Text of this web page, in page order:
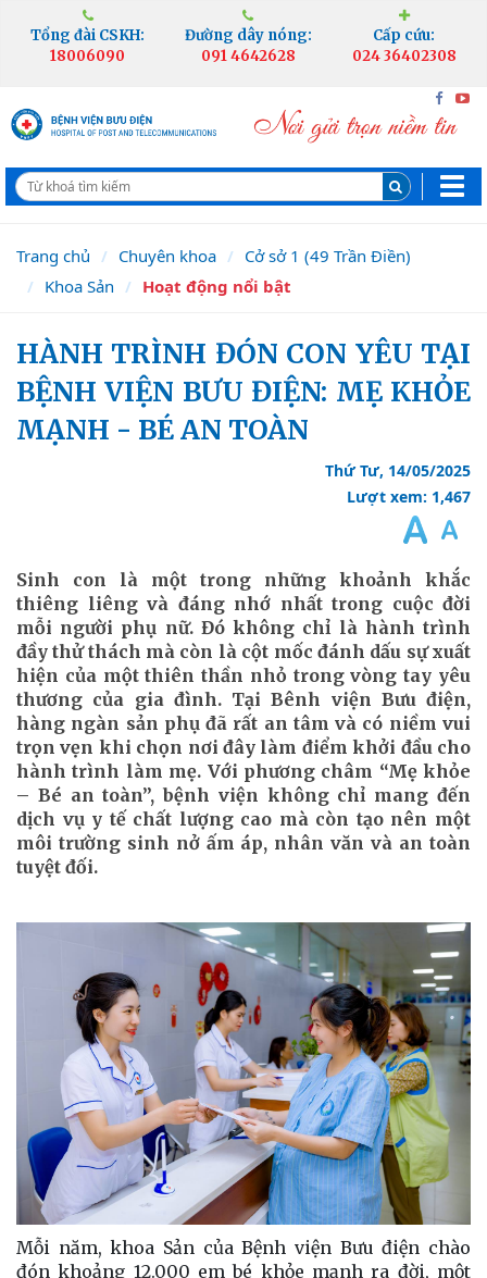
Tổng đài CSKH:
18006090
Đường dây nóng:
091 4642628
Cấp cứu:
024 36402308
Trang chủ Chuyên khoa
Cở sở 1 (49 Trần Điền)
Khoa Sản
Hoạt động nổi bật
HÀNH TRÌNH ĐÓN CON YÊU TẠI
BỆNH VIỆN BƯU ĐIỆN: MẸ KHỎE
MẠNH - BÉ AN TOÀN
Thứ Tư, 14/05/2025
Lượt xem: 1,467
Sinh con là một trong những khoảnh khắc
thiêng liêng và đáng nhớ nhất trong cuộc đời
mỗi người phụ nữ. Đó không chỉ là hành trình
đầy thử thách mà còn là cột mốc đánh dấu sự xuất
hiện của một thiên thần nhỏ trong vòng tay yêu
thương của gia đình. Tại Bênh viện Bưu điện,
hàng ngàn sản phụ đã rất an tâm và có niềm vui
trọn vẹn khi chọn nơi đây làm điểm khởi đầu cho
hành trình làm mẹ. Với phương châm “Mẹ khỏe
– Bé an toàn”, bệnh viện không chỉ mang đến
dịch vụ y tế chất lượng cao mà còn tạo nên một
môi trường sinh nở ấm áp, nhân văn và an toàn
tuyệt đối.
Mỗi năm, khoa Sản của Bệnh viện Bưu điện chào
đón khoảng 12.000 em bé khỏe mạnh ra đời, một